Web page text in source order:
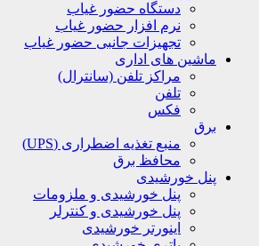
دستگاه حضور غیاب
نرم افزار حضور غیاب
تجهیزات جانبی حضور غیاب
ماشین های اداری
مراکز تلفن (سانترال)
تلفن
فکس
برق
منبع تغذیه اضطراری (UPS)
محافظ برق
پنل خورشیدی
پنل خورشیدی و ملزومات
پنل خورشیدی و کنترلر
اینورتر خورشیدی